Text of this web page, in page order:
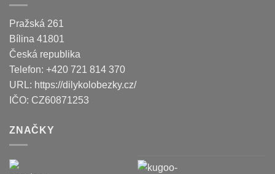
Pražská 261
Bílina 41801
Česká republika
Telefon: +420 721 814 370
URL: https://dilykolobezky.cz/
IČO: CZ60871253
ZNAČKY